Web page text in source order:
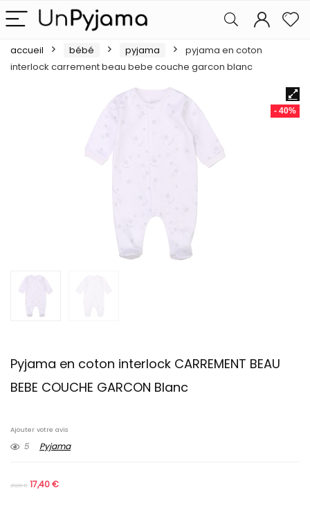
accueil bébé pyjama
pyjama en coton
interlock carrement beau bebe couche garcon blanc
- 40%
Pyjama en coton interlock CARREMENT BEAU
BEBE COUCHE GARCON Blanc
Ajouter votre avis
5 Pyjama
29,00€ 17,40€